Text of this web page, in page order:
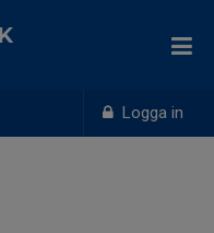
Logga in